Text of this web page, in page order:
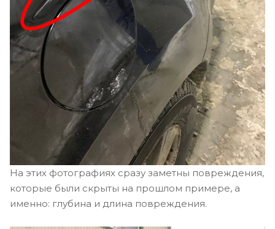
На этих фотографиях сразу заметны повреждения,
которые были скрыты на прошлом примере, а
именно: глубина и длина повреждения.